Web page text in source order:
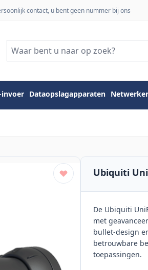
contact, u bent geen nummer bij ons
invoer Dataopslagapparaten
Ubiquiti
De Ubiquiti
met
bullet-design
betrouwbare
toepassingen.